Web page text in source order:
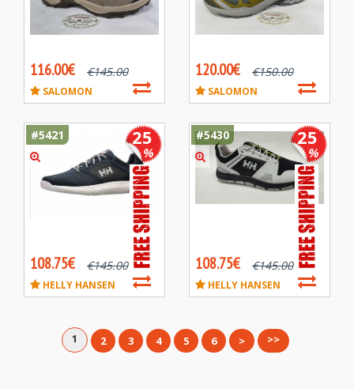
116.00€ €145.00
SALOMON
120.00€ €150.00
SALOMON
108.75€ €145.00
HELLY HANSEN
#5421 25
%
108.75€ €145.00
HELLY HANSEN
#5430 25
%
1 2 3 4 5 6 > >>